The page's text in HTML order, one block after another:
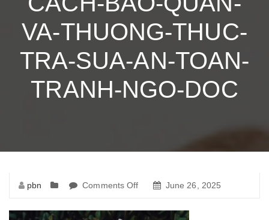
VA-THUONG-THUC-
TRA-SUA-AN-TOAN-
TRANH-NGO-DOC
pbn Comments Off
bao-
June 26, 2025